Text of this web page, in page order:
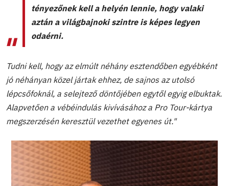
tényezőnek kell a helyén lennie, hogy valaki
aztán a világbajnoki szintre is képes legyen
odaérni.
Tudni kell, hogy az elmúlt néhány esztendőben egyébként
jó néhányan közel jártak ehhez, de sajnos az utolsó
lépcsőfoknál, a selejtező döntőjében egytől egyig elbuktak.
Alapvetően a vébéindulás kivívásához a Pro Tour-kártya
megszerzésén keresztül vezethet egyenes út."